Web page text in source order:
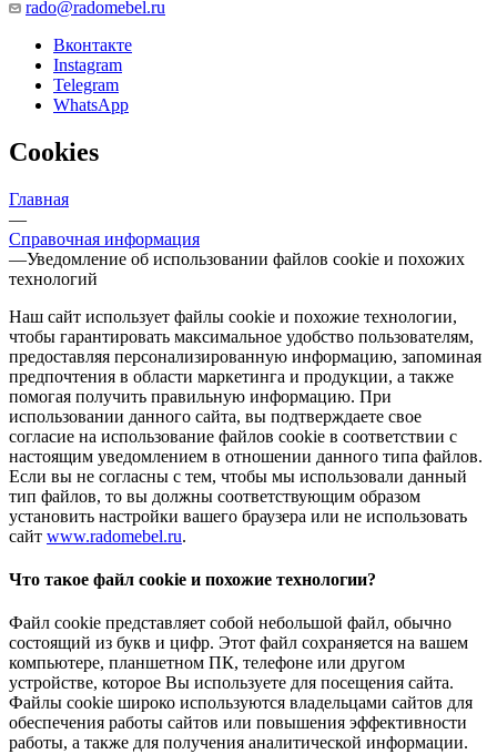
rado@radomebel.ru
Вконтакте
Instagram
Telegram
WhatsApp
Cookies
Главная
—
Справочная информация
—Уведомление об использовании файлов cookie и похожих
технологий
Наш сайт использует файлы cookie и похожие технологии,
чтобы гарантировать максимальное удобство пользователям,
предоставляя персонализированную информацию, запоминая
предпочтения в области маркетинга и продукции, а также
помогая получить правильную информацию. При
использовании данного сайта, вы подтверждаете свое
согласие на использование файлов cookie в соответствии с
настоящим уведомлением в отношении данного типа файлов.
Если вы не согласны с тем, чтобы мы использовали данный
тип файлов, то вы должны соответствующим образом
установить настройки вашего браузера или не использовать
сайт www.radomebel.ru.
Что такое файл cookie и похожие технологии?
Файл cookie представляет собой небольшой файл, обычно
состоящий из букв и цифр. Этот файл сохраняется на вашем
компьютере, планшетном ПК, телефоне или другом
устройстве, которое Вы используете для посещения сайта.
Файлы cookie широко используются владельцами сайтов для
обеспечения работы сайтов или повышения эффективности
работы, а также для получения аналитической информации.